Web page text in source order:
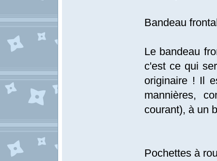
Bandeau
Le bandeau
c'est ce qui
originaire ! Il
mannières,
courant), à un
Pochettes à